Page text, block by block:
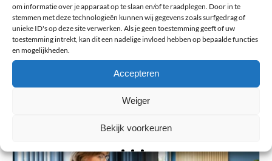
om informatie over je apparaat op te slaan en/of te raadplegen. Door in te
stemmen met deze technologieën kunnen wij gegevens zoals surfgedrag of
unieke ID's op deze site verwerken. Als je geen toestemming geeft of uw
toestemming intrekt, kan dit een nadelige invloed hebben op bepaalde functies
en mogelijkheden.
Accepteren
Weiger
Bekijk voorkeuren
Informatie over blessures en advies bij de aanschaf van
orthopedische hulpmiddelen zoals braces en (sport-)